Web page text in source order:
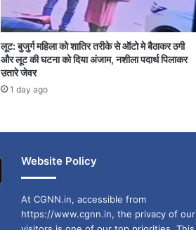
लूट: बुजुर्ग महिला को शातिर तरीके से ऑटो मे बैठाकर ठगी
और लूट की घटना को दिया अंजाम, नशीला पदार्थ पिलाकर
उतारे जेवर
1 day ago
Website Policy
At CGNN.in, accessible from
https://www.cgnn.in, the privacy of our